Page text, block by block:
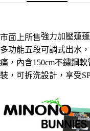
１．於結帳方式選擇「
結帳頁面，進行簡訊認證並
２．訂單成立數日內，您將
３．收到繳費通知簡訊後14
ATM／網路銀行／等多元方
※ 請注意：結帳手續完成當
後付繳納相關費用。
※ 交易是否成功請以「
是否繳費成功／繳費後需取
客戶支援中心」https://
每筆NT$60，滿NT$490(
全家離島取貨付款
每筆NT$100，滿
每筆NT$60，滿NT$490(
7-11離島取貨付款
市面上所售強力加壓蓮
多功能五段可調式出水，
痛，內含150cm不鏽鋼軟
裝， 可拆洗設計，享受